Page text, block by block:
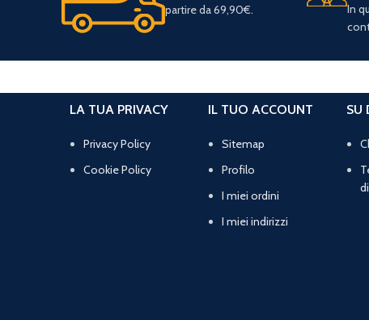
partire da 69,90€.
In
LA TUA PRIVACY
Privacy Policy
Cookie Policy
IL TUO ACCOUNT
Sitemap
Profilo
I miei ordini
I miei indirizzi
SU